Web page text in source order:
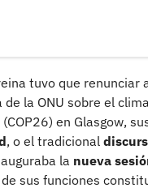
tuvo que renunciar
la ONU sobre el
en Glasgow,
, o el tradicional
la nueva
sus funciones